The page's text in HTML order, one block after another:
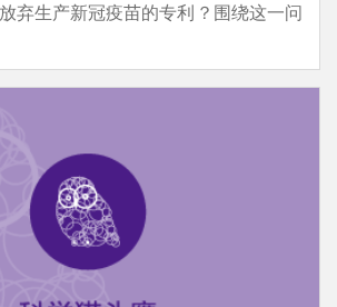
弃生产新冠疫苗的专利？围绕这一问